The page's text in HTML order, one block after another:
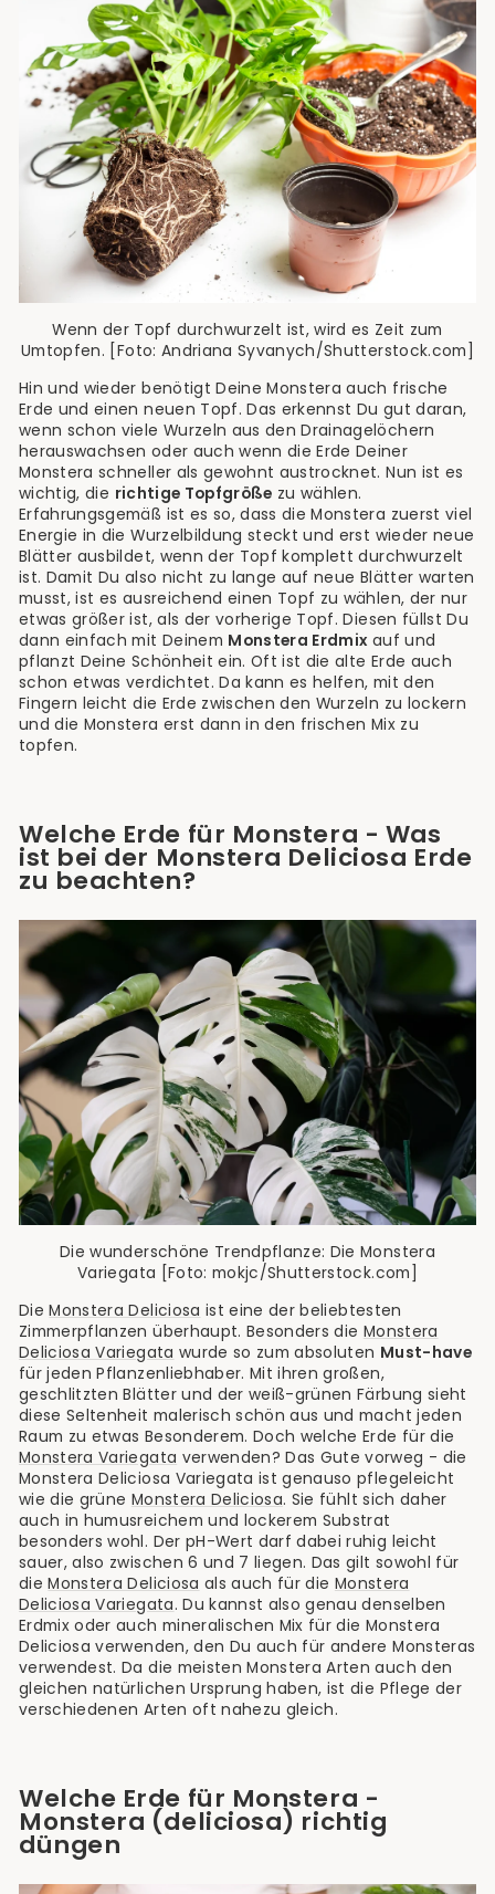
Wenn der Topf durchwurzelt ist, wird es Zeit zum
Umtopfen. [Foto: Andriana Syvanych/Shutterstock.com]
Hin und wieder benötigt Deine Monstera auch frische
Erde und einen neuen Topf. Das erkennst Du gut daran,
wenn schon viele Wurzeln aus den Drainagelöchern
herauswachsen oder auch wenn die Erde Deiner
Monstera schneller als gewohnt austrocknet. Nun ist es
wichtig, die richtige Topfgröße zu wählen.
Erfahrungsgemäß ist es so, dass die Monstera zuerst viel
Energie in die Wurzelbildung steckt und erst wieder neue
Blätter ausbildet, wenn der Topf komplett durchwurzelt
ist. Damit Du also nicht zu lange auf neue Blätter warten
musst, ist es ausreichend einen Topf zu wählen, der nur
etwas größer ist, als der vorherige Topf. Diesen füllst Du
dann einfach mit Deinem Monstera Erdmix auf und
pflanzt Deine Schönheit ein. Oft ist die alte Erde auch
schon etwas verdichtet. Da kann es helfen, mit den
Fingern leicht die Erde zwischen den Wurzeln zu lockern
und die Monstera erst dann in den frischen Mix zu
topfen.
Welche Erde für Monstera - Was
ist bei der Monstera Deliciosa Erde
zu beachten?
Die wunderschöne Trendpflanze: Die Monstera
Variegata [Foto: mokjc/Shutterstock.com]
DieMonstera Deliciosa ist eine der beliebtesten
Zimmerpflanzen überhaupt. Besonders die Monstera
Deliciosa Variegata wurde so zum absoluten Must-have
für jeden Pflanzenliebhaber. Mit ihren großen,
geschlitzten Blätter und der weiß-grünen Färbung sieht
diese Seltenheit malerisch schön aus und macht jeden
Raum zu etwas Besonderem. Doch welche Erde für die
Monstera Variegata verwenden? Das Gute vorweg - die
Monstera Deliciosa Variegata ist genauso pflegeleicht
wie die grüne Monstera Deliciosa. Sie fühlt sich daher
auch in humusreichem und lockerem Substrat
besonders wohl. Der pH-Wert darf dabei ruhig leicht
sauer, also zwischen 6 und 7 liegen. Das gilt sowohl für
dieMonstera Deliciosa als auch für die Monstera
Deliciosa Variegata. Du kannst also genau denselben
Erdmix oder auch mineralischen Mix für die Monstera
Deliciosa verwenden, den Du auch für andere Monsteras
verwendest. Da die meisten Monstera Arten auch den
gleichen natürlichen Ursprung haben, ist die Pflege der
verschiedenen Arten oft nahezu gleich.
Welche Erde für Monstera -
Monstera (deliciosa) richtig
düngen